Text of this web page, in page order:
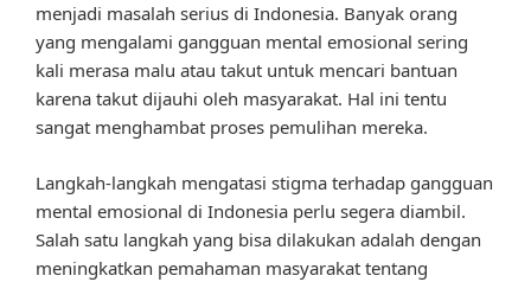
menjadi masalah serius di Indonesia. Banyak orang
yang mengalami gangguan mental emosional sering
kali merasa malu atau takut untuk mencari bantuan
karena takut dijauhi oleh masyarakat. Hal ini tentu
sangat menghambat proses pemulihan mereka.
Langkah-langkah mengatasi stigma terhadap gangguan
mental emosional di Indonesia perlu segera diambil.
Salah satu langkah yang bisa dilakukan adalah dengan
meningkatkan pemahaman masyarakat tentang